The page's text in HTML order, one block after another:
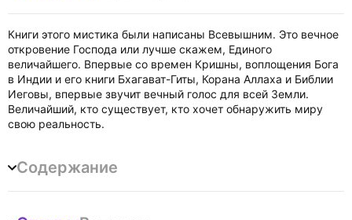
Книги этого мистика были написаны Всевышним. Это вечное
откровение Господа или лучше скажем, Единого
величайшего. Впервые со времен Кришны, воплощения Бога
в Индии и его книги Бхагават-Гиты, Корана Аллаха и Библии
Иеговы, впервые звучит вечный голос для всей Земли.
Величайший, кто существует, кто хочет обнаружить миру
свою реальность.
Содержание